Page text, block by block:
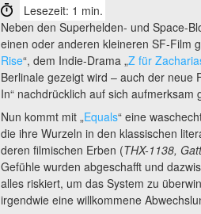
Lesezeit: 1 min.
Neben den Superhelden- und Space-
einen oder anderen kleineren SF-Film
Rise“, dem Indie-Drama „Z für
Berlinale gezeigt wird – auch der neue
In“ nachdrücklich auf sich aufmerksam
Nun kommt mit „Equals“ eine
die ihre Wurzeln in den klassischen
deren filmischen Erben (THX-1138,
Gefühle wurden abgeschafft und
alles riskiert, um das System zu
irgendwie eine willkommene